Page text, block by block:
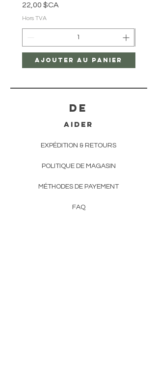
Prix
22,00 $CA
Hors TVA
Ajouter au panier
De
AIDER
EXPÉDITION & RETOURS
POLITIQUE DE MAGASIN
MÉTHODES DE PAYEMENT
FAQ